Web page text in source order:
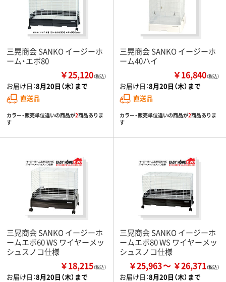
三晃商会 SANKO イージーホ
ーム・エボ80
￥25,120（税込）
お届け日：8月20日（木）まで
直送品
カラー・販売単位違いの商品が2商品ありま
す
三晃商会 SANKO イージーホ
ーム40ハイ
￥16,840（税込）
お届け日：8月20日（木）まで
直送品
カラー・販売単位違いの商品が2商品ありま
す
三晃商会 SANKO イージーホ
ームエボ60 WS ワイヤーメッ
シュスノコ仕様
￥18,215（税込）
お届け日：8月20日（木）まで
三晃商会 SANKO イージーホ
ームエボ80 WS ワイヤーメッ
シュスノコ仕様
￥25,963 ￥26,371
お届け日：8月20日（木）まで